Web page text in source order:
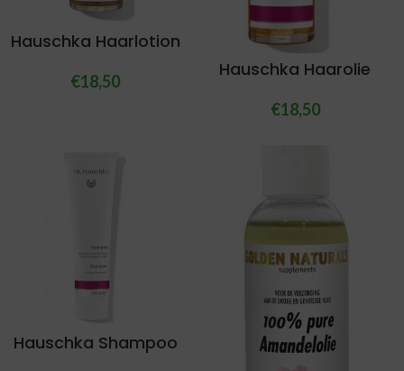
Hauschka Haarlotion
€18,50
Hauschka Haarolie
€18,50
Hauschka Shampoo